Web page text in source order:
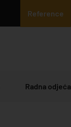
Reference
Radna odjeća